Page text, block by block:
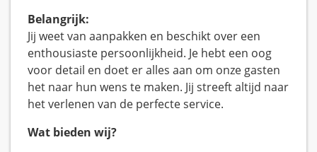
Belangrijk:
Jij weet van aanpakken en beschikt over een
enthousiaste persoonlijkheid. Je hebt een oog
voor detail en doet er alles aan om onze gasten
het naar hun wens te maken. Jij streeft altijd naar
het verlenen van de perfecte service.
Wat bieden wij?